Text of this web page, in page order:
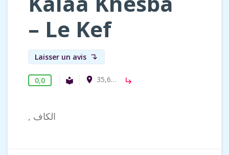
– Le Kef
Laisser un avis subdirectory_arrow_left
0,0 local_library Bibliothèque publique
room 35,6576425, 8,5757731 subdirectory_arrow_right
, الكاف